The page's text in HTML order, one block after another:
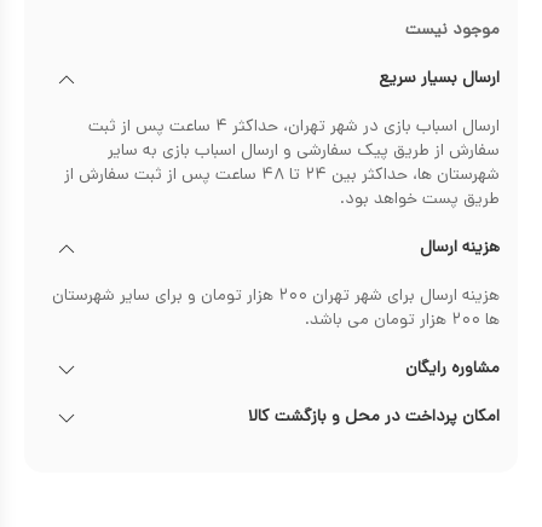
موجود نیست
ارسال بسیار سریع
ارسال اسباب بازی در شهر تهران، حداکثر ۴ ساعت پس از ثبت
سفارش از طریق پیک سفارشی و ارسال اسباب بازی به سایر
شهرستان ها، حداکثر بین ۲۴ تا ۴۸ ساعت پس از ثبت سفارش از
طریق پست خواهد بود.
هزینه ارسال
هزینه ارسال برای شهر تهران ۲۰۰ هزار تومان و برای سایر شهرستان
ها ۲۰۰ هزار تومان می باشد.
مشاوره رایگان
امکان پرداخت در محل و بازگشت کالا